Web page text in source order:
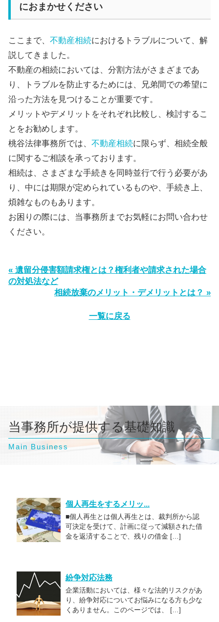
におまかせください
ここまで、 不動産相続におけるトラブルについて、解
説してきました。
不動産の相続においては、分割方法がさまざまであ
り、トラブルを防止するためには、兄弟間での希望に
沿った方法を見つけることが重要です。
メリットやデメリットをそれぞれ比較し、検討するこ
とをお勧めします。
桃谷法律事務所では、 不動産相続に限らず、相続全般
に関するご相談を承っております。
相続は、さまざまな手続きを同時並行で行う必要があ
り、中には期限が定められているものや、手続き上、
煩雑なものもあります。
お困りの際には、当事務所までお気軽にお問い合わせ
ください。
« 遺留分侵害額請求権とは？権利者や請求された場合
の対処法など
相続放棄のメリット・デメリットとは？ »
一覧に戻る
当事務所が提供する基礎知識
Main Business
個人再生をするメリッ...
■個人再生とは個人再生とは、裁判所から認
可決定を受けて、計画に従って減額された借
金を返済することで、残りの借金 […]
紛争対応法務
企業活動においては、様々な法的リスクがあ
り、紛争対応についてお悩みになる方も少な
くありません。このページでは、 […]